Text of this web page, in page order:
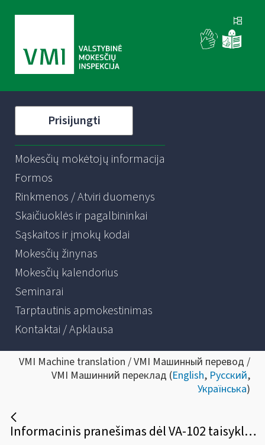
Prisijungti
Mokesčių mokėtojų informacija
Formos
Rinkmenos / Atviri duomenys
Skaičiuoklės ir pagalbininkai
Sąskaitos ir įmokų kodai
Mokesčių žinynas
Mokesčių kalendorius
Seminarai
Tarptautinis apmokestinimas
Kontaktai / Apklausa
VMI Machine translation / VMI Машинный перевод /
VMI Машинний переклад (English, Русский,
Українська)
Informacinis pranešimas dėl VA-102 taisyklių pakeitimo